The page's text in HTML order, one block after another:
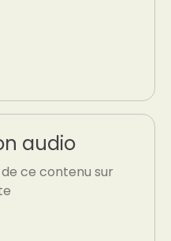
audio
ce contenu sur